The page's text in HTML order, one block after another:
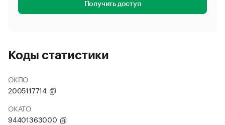
Получить доступ
Коды статистики
ОКПО
2005117714
ОКАТО
94401363000